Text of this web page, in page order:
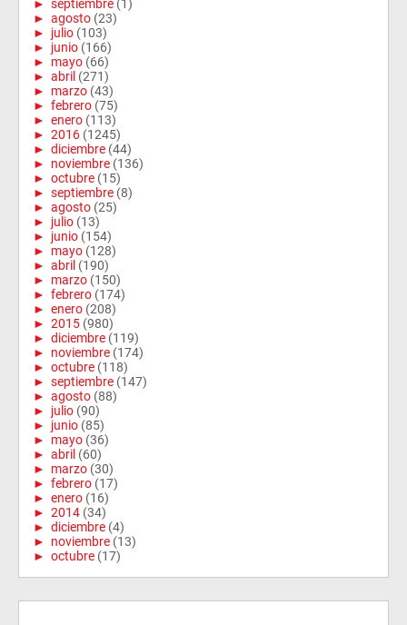
► septiembre (1)
► agosto (23)
► julio (103)
► junio (166)
► mayo (66)
► abril (271)
► marzo (43)
► febrero (75)
► enero (113)
► 2016 (1245)
► diciembre (44)
► noviembre (136)
► octubre (15)
► septiembre (8)
► agosto (25)
► julio (13)
► junio (154)
► mayo (128)
► abril (190)
► marzo (150)
► febrero (174)
► enero (208)
► 2015 (980)
► diciembre (119)
► noviembre (174)
► octubre (118)
► septiembre (147)
► agosto (88)
► julio (90)
► junio (85)
► mayo (36)
► abril (60)
► marzo (30)
► febrero (17)
► enero (16)
► 2014 (34)
► diciembre (4)
► noviembre (13)
► octubre (17)